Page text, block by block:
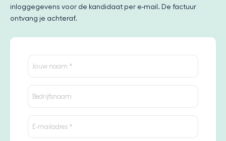
inloggegevens voor de kandidaat per e-mail. De factuur
ontvang je achteraf.